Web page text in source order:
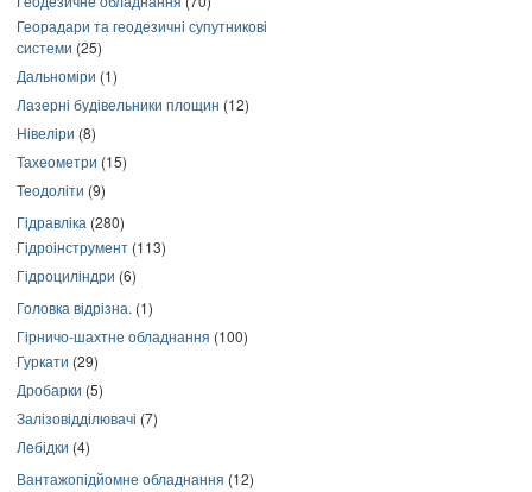
Георадари та геодезичні супутникові
системи (25)
Дальноміри (1)
Лазерні будівельники площин (12)
Нівеліри (8)
Тахеометри (15)
Теодоліти (9)
Гідравліка (280)
Гідроінструмент (113)
Гідроциліндри (6)
Головка відрізна. (1)
Гірничо-шахтне обладнання (100)
Гуркати (29)
Дробарки (5)
Залізовідділювачі (7)
Лебідки (4)
Вантажопідйомне обладнання (12)